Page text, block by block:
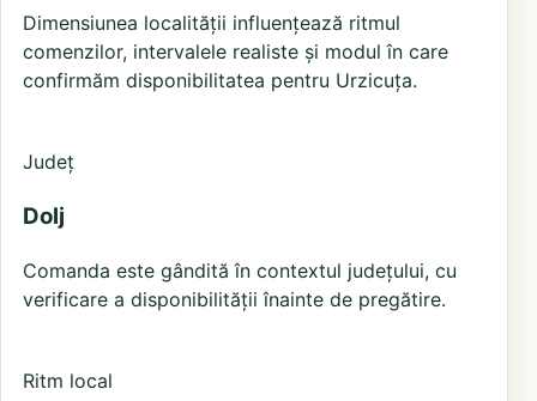
Dimensiunea localității influențează ritmul
comenzilor, intervalele realiste și modul în care
confirmăm disponibilitatea pentru Urzicuța.
Județ
Dolj
Comanda este gândită în contextul județului, cu
verificare a disponibilității înainte de pregătire.
Ritm local